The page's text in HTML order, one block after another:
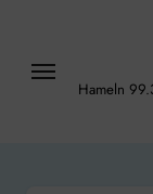
content
Hameln